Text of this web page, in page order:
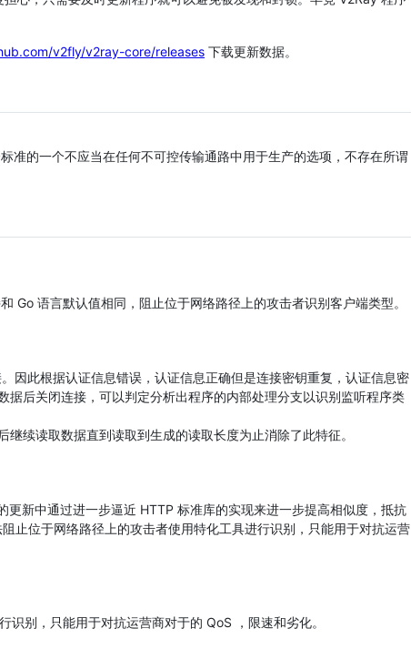
v2fly/v2ray-core/releases 下载更新数据。
的一个不应当在任何不可控传输通路中用于生产的选项，不存在所谓
Go 语言默认值相同，阻止位于网络路径上的攻击者识别客户端类型。
因此根据认证信息错误，认证信息正确但是连接密钥重复，认证信息密
后关闭连接，可以判定分析出程序的内部处理分支以识别监听程序类
续读取数据直到读取到生成的读取长度为止消除了此特征。
新中通过进一步逼近 HTTP 标准库的实现来进一步提高相似度，抵抗
止位于网络路径上的攻击者使用特化工具进行识别，只能用于对抗运营
别，只能用于对抗运营商对于的 QoS ，限速和劣化。